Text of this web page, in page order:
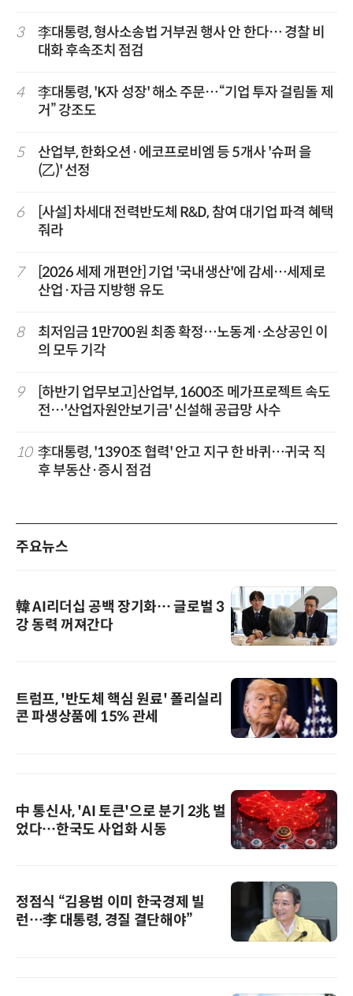
3
李대통령, 형사소송법 거부권 행사 안 한다… 경찰 비
대화 후속조치 점검
4
李대통령, 'K자 성장' 해소 주문…“기업 투자 걸림돌 제
거” 강조도
5
산업부, 한화오션·에코프로비엠 등 5개사 '슈퍼 을
(乙)' 선정
6
[사설] 차세대 전력반도체 R&D, 참여 대기업 파격 혜택
줘라
7
[2026 세제 개편안] 기업 '국내생산'에 감세…세제로
산업·자금 지방행 유도
8
최저임금 1만700원 최종 확정…노동계·소상공인 이
의 모두 기각
9
[하반기 업무보고]산업부, 1600조 메가프로젝트 속도
전…'산업자원안보기금' 신설해 공급망 사수
10 李대통령, '1390조 협력' 안고 지구 한 바퀴…귀국 직
후 부동산·증시 점검
주요뉴스
韓 AI리더십 공백 장기화… 글로벌 3
강 동력 꺼져간다
트럼프, '반도체 핵심 원료' 폴리실리
콘 파생상품에 15% 관세
中 통신사, 'AI 토큰'으로 분기 2兆 벌
었다…한국도 사업화 시동
정점식 “김용범 이미 한국경제 빌
런…李 대통령, 경질 결단해야”